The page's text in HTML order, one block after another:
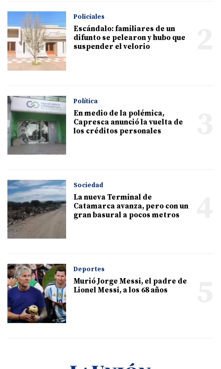
Policiales
Escándalo: familiares de un
difunto se pelearon y hubo que
suspender el velorio
Política
En medio de la polémica,
Capresca anunció la vuelta de
los créditos personales
Sociedad
La nueva Terminal de
Catamarca avanza, pero con un
gran basural a pocos metros
Deportes
Murió Jorge Messi, el padre de
Lionel Messi, a los 68 años